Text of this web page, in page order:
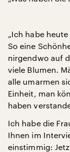
„Ich habe
So eine
nirgendwo auf
viele Blumen.
alle umarmen
Einheit, man
haben
Ich habe die
Ihnen im
einstimmig: